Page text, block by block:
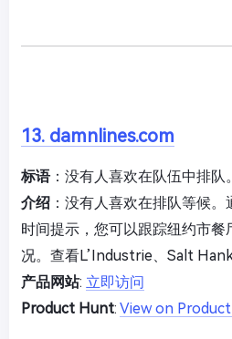
13. damnlines.com
标语：没有人喜欢在队伍中排队。
介绍 ：没有人喜欢在排队等候
时间提示，您可以跟踪纽约市
况。查看L’Industrie、Salt
产品网站: 立即访问
Product Hunt: View on